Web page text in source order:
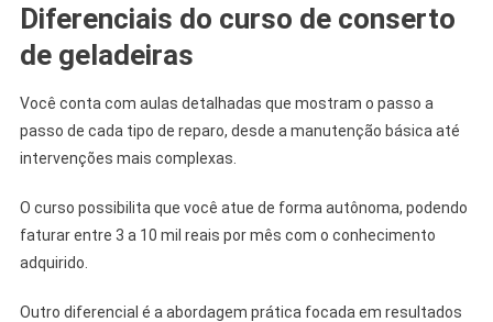
Diferenciais do curso de conserto
de geladeiras
Você conta com aulas detalhadas que mostram o passo a
passo de cada tipo de reparo, desde a manutenção básica até
intervenções mais complexas.
O curso possibilita que você atue de forma autônoma, podendo
faturar entre 3 a 10 mil reais por mês com o conhecimento
adquirido.
Outro diferencial é a abordagem prática focada em resultados